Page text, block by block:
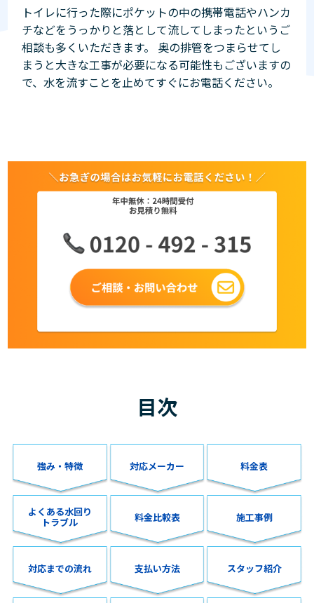
トイレに行った際にポケットの中の携帯電話やハンカ
チなどをうっかりと落として流してしまったというご
相談も多くいただきます。 奥の排管をつまらせてし
まうと大きな工事が必要になる可能性もございますの
で、水を流すことを止めてすぐにお電話ください。
目次
強み・特徴 対応メーカー 料金表
よくある水回り
トラブル 料金比較表 施工事例
対応までの流れ 支払い方法 スタッフ紹介